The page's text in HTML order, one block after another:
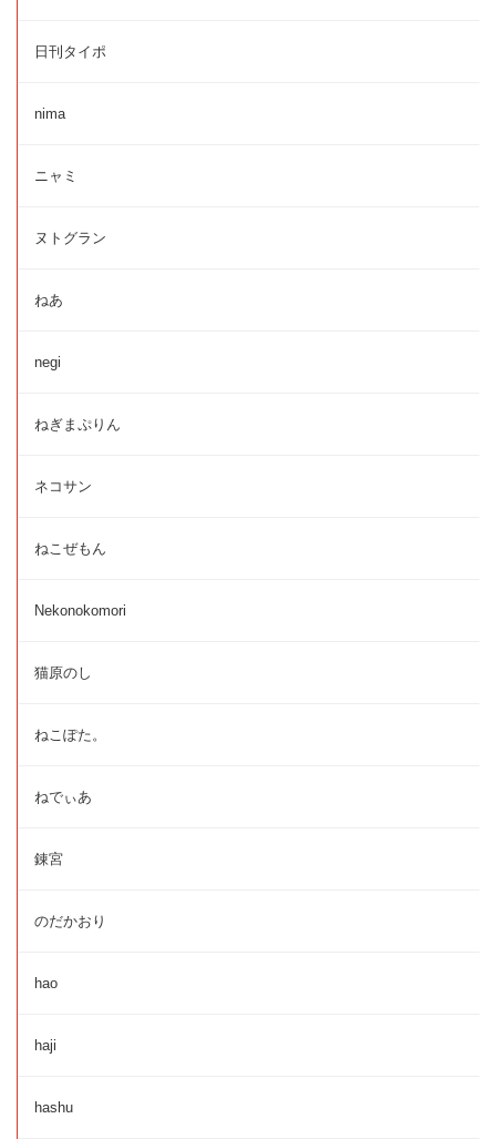
日刊タイポ
nima
ニャミ
ヌトグラン
ねあ
negi
ねぎまぷりん
ネコサン
ねこぜもん
Nekonokomori
猫原のし
ねこぽた。
ねでぃあ
錬宮
のだかおり
hao
haji
hashu